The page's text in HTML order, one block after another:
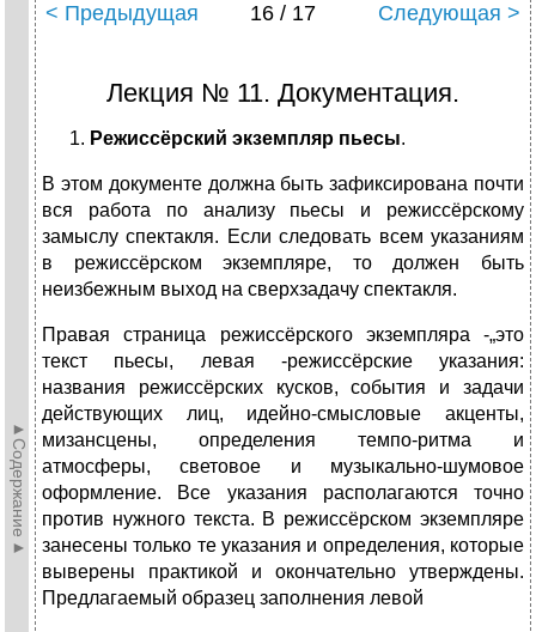
►Содержание►
< Предыдущая 16 / 17 Следующая >
Лекция № 11. Документация.
Режиссёрский экземпляр пьесы.
В этом документе должна быть зафиксирована почти
вся работа по анализу пьесы и режиссёрскому
замыслу спектакля. Если следовать всем указаниям
в режиссёрском экземпляре, то должен быть
неизбежным выход на сверхзадачу спектакля.
Правая страница режиссёрского экземпляра -„это
текст пьесы, левая -режиссёрские указания:
названия режиссёрских кусков, события и задачи
действующих лиц, идейно-смысловые акценты,
мизансцены, определения темпо-ритма и
атмосферы, световое и музыкально-шумовое
оформление. Все указания располагаются точно
против нужного текста. В режиссёрском экземпляре
занесены только те указания и определения, которые
выверены практикой и окончательно утверждены.
Предлагаемый образец заполнения левой